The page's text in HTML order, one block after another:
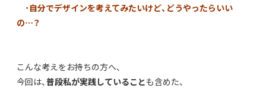
・ 自分でデザインを考えてみたいけど、どうやったらいい
の…？
こんな考えをお持ちの方へ、
今回は、普段私が実践していることも含めた、